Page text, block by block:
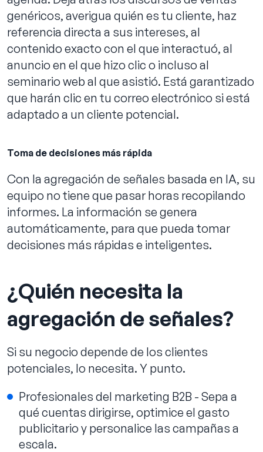
genéricos, averigua quién es tu cliente, haz
referencia directa a sus intereses, al
contenido exacto con el que interactuó, al
anuncio en el que hizo clic o incluso al
seminario web al que asistió. Está garantizado
que harán clic en tu correo electrónico si está
adaptado a un cliente potencial.
Toma de decisiones más rápida
Con la agregación de señales basada en IA, su
equipo no tiene que pasar horas recopilando
informes. La información se genera
automáticamente, para que pueda tomar
decisiones más rápidas e inteligentes.
¿Quién necesita la
agregación de señales?
Si su negocio depende de los clientes
potenciales, lo necesita. Y punto.
Profesionales del marketing B2B - Sepa a
qué cuentas dirigirse, optimice el gasto
publicitario y personalice las campañas a
escala.